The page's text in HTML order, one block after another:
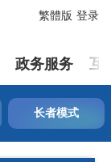
登录
繁體版
政务服务 互
长者模式